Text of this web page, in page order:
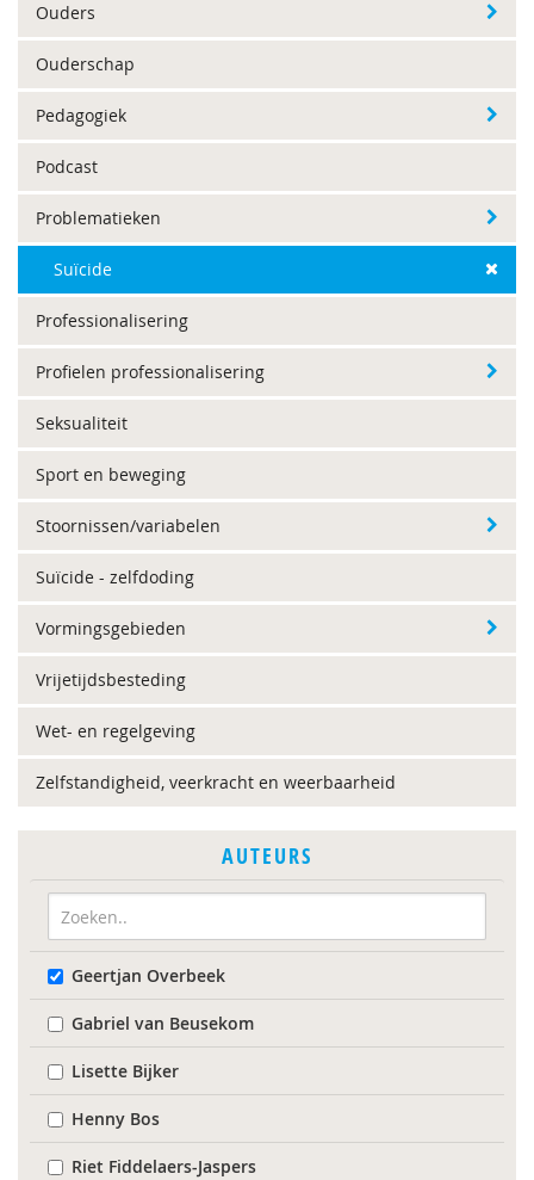
Ouders
Ouderschap
Pedagogiek
Podcast
Problematieken
Suïcide
Professionalisering
Profielen professionalisering
Seksualiteit
Sport en beweging
Stoornissen/variabelen
Suïcide - zelfdoding
Vormingsgebieden
Vrijetijdsbesteding
Wet- en regelgeving
Zelfstandigheid, veerkracht en weerbaarheid
AUTEURS
Geertjan Overbeek
Gabriel van Beusekom
Lisette Bijker
Henny Bos
Riet Fiddelaers-Jaspers